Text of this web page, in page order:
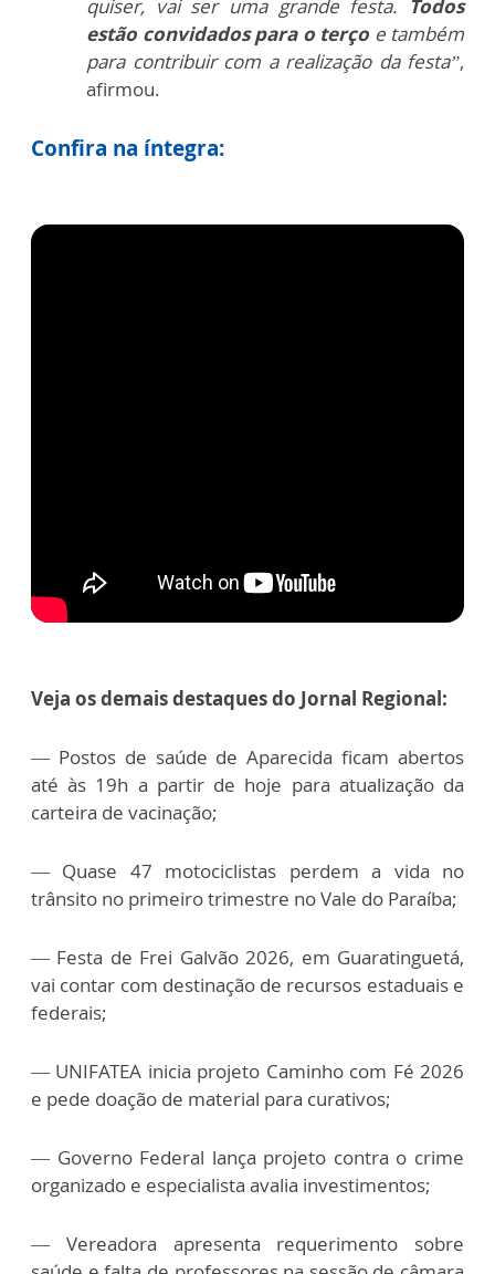
quiser, vai ser uma grande festa.
Todos
estão convidados para o terço e também
para contribuir com a realização da festa”,
afirmou.
Confira na íntegra:
Veja os demais destaques do Jornal Regional:
— Postos de saúde de Aparecida ficam abertos
até às 19h a partir de hoje para atualização da
carteira de vacinação;
— Quase 47 motociclistas perdem a vida no
trânsito no primeiro trimestre no Vale do Paraíba;
— Festa de Frei Galvão 2026, em Guaratinguetá,
vai contar com destinação de recursos estaduais e
federais;
— UNIFATEA inicia projeto Caminho com Fé 2026
e pede doação de material para curativos;
— Governo Federal lança projeto contra o crime
organizado e especialista avalia investimentos;
— Vereadora apresenta requerimento sobre